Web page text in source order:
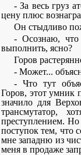
- За весь груз
цену плюс
Он стыдливо
- Осознаю, что
выполнить, ясно?
Горов
- Может...
- Что тут
Горов, этот умник
значило для
трансмутатор,
преступлением.
поступок тем, что
мне западню из
меня в продаже